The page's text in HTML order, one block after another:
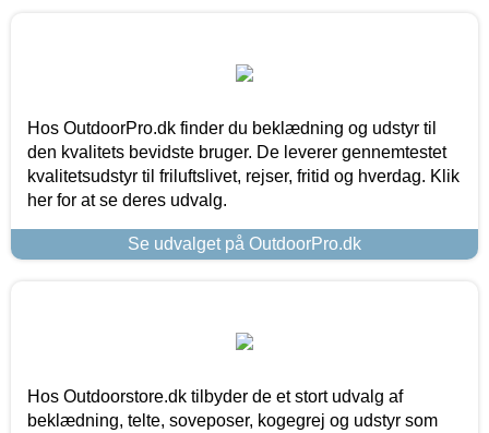
Hos OutdoorPro.dk finder du beklædning og udstyr til
den kvalitets bevidste bruger. De leverer gennemtestet
kvalitetsudstyr til friluftslivet, rejser, fritid og hverdag. Klik
her for at se deres udvalg.
Se udvalget på OutdoorPro.dk
Hos Outdoorstore.dk tilbyder de et stort udvalg af
beklædning, telte, soveposer, kogegrej og udstyr som